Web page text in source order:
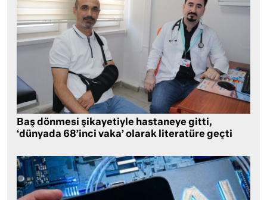
Baş dönmesi şikayetiyle hastaneye gitti,
‘dünyada 68’inci vaka’ olarak literatüre geçti